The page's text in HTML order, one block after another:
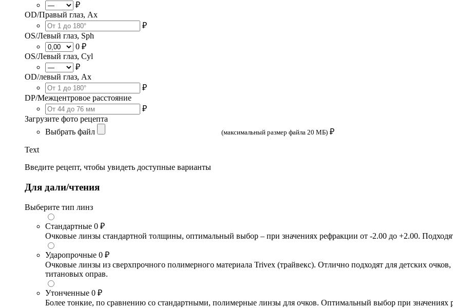
₽
OD/Правый глаз, Ax
₽
OS/Левый глаз, Sph
0 ₽
OS/Левый глаз, Cyl
₽
OD/левый глаз, Ax
₽
DP/Межцентровое расстояние
₽
Загрузите фото рецепта
Выбрать файл
(максимальный размер файла 20 МБ) ₽
Text
Введите рецепт, чтобы увидеть доступные варианты
Для дали/чтения
Выберите тип линз
Стандартные 0 ₽
Очковые линзы стандартной толщины, оптимальный выбор – при значениях рефракции от -2.00 до +2.00.
Ударопрочные 0 ₽
Очковые линзы из сверхпрочного полимерного материала Trivex (трайвекс). Отлично подходят для детских
титановых оправ.
Утонченные 0 ₽
Более тонкие, по сравнению со стандартными, полимерные линзы для очков. Оптимальный выбор при значениях